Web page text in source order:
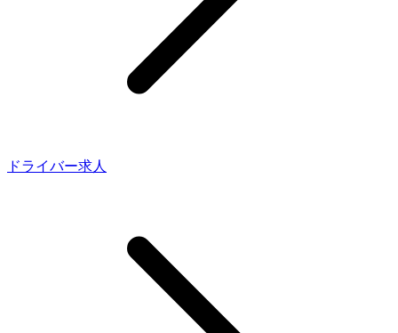
ドライバー求人